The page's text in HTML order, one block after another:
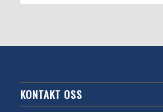
KONTAKT OSS